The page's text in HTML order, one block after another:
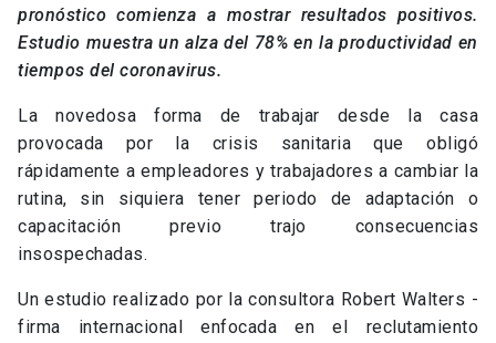
pronóstico comienza a mostrar resultados positivos.
Estudio muestra un alza del 78% en la productividad en
tiempos del coronavirus.
La novedosa forma de trabajar desde la casa
provocada por la crisis sanitaria que obligó
rápidamente a empleadores y trabajadores a cambiar la
rutina, sin siquiera tener periodo de adaptación o
capacitación previo trajo consecuencias
insospechadas.
Un estudio realizado por la consultora Robert Walters -
firma internacional enfocada en el reclutamiento